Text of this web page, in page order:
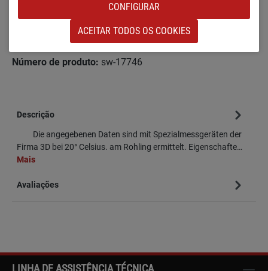
Quantidade do Produto: Insira a
Adicionar à lista de desejos
Número de produto: sw-17746
Descrição
Die angegebenen Daten sind mit Spezialmessgeräten der
Firma 3D bei 20° Celsius. am Rohling ermittelt. Eigenschafte…
Mais
Avaliações
LINHA DE ASSISTÊNCIA TÉCNICA
CONFIGURAR
ACEITAR TODOS OS COOKIES